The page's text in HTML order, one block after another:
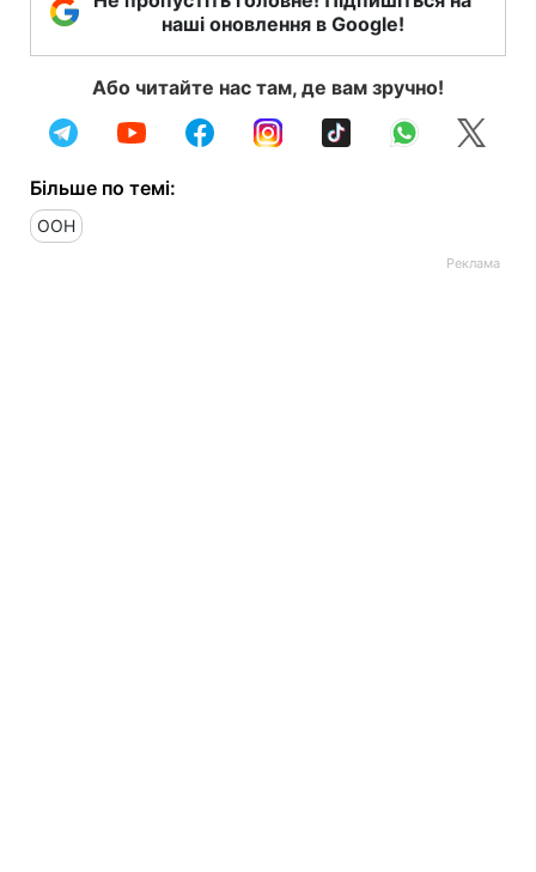
наші оновлення в Google!
Або читайте нас там, де вам зручно!
Більше по темі:
ООН